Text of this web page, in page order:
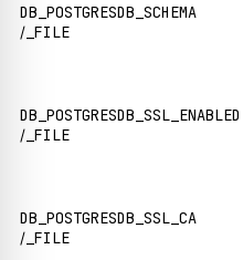
DB_POSTGRESDB_SCHEMA
/ _FILE
DB_POSTGRESDB_SSL_ENABLED
/ _FILE
DB_POSTGRESDB_SSL_CA
/ _FILE